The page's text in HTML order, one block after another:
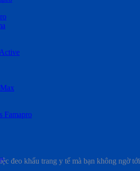
Famapro
đeo khẩu trang y tế mà bạn không ngờ tới